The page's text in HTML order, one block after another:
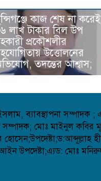
কাজ শেষ না করেই
লাখ টাকার বিল উপ
প্রকৌশলীর
উত্তোলনের
তদন্তের আশ্বাস;
ব্যাবস্থাপনা সম্পাদক ;
সম্পাদক; মোঃ মাইনুল কবির
হোসেন;উপদেষ্টা;ড:আব্দূল্লাহ
উপদেষ্টা;এ্যড: মোঃ